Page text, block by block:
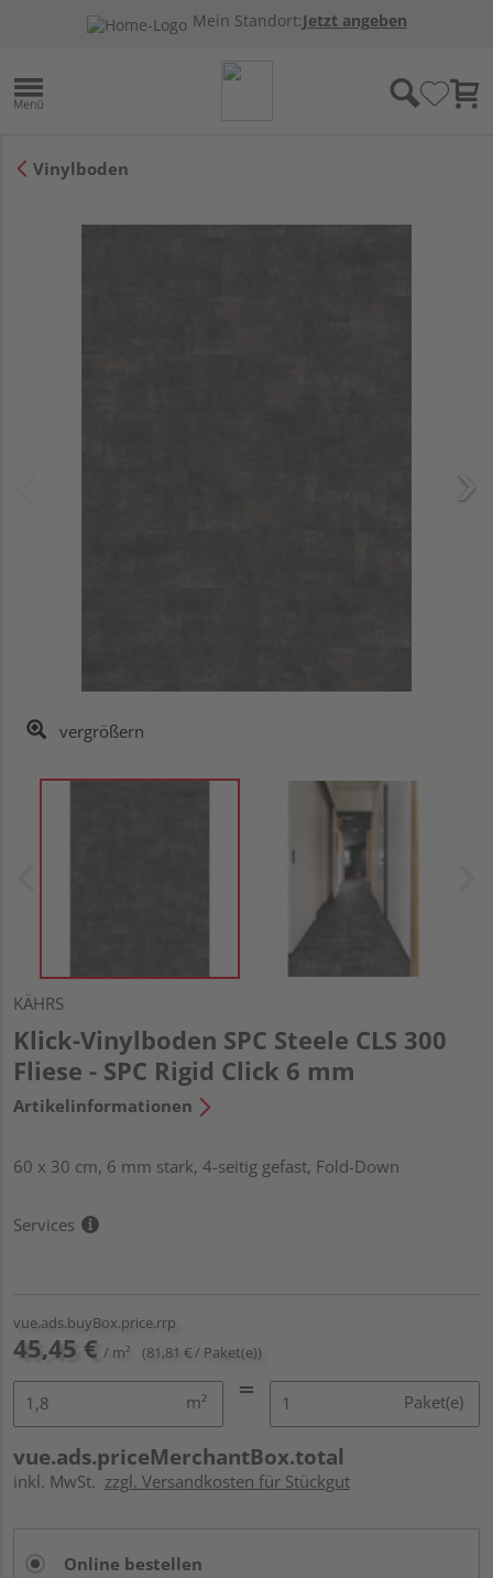
Mein Standort:Jetzt angeben
Vinylboden
vergrößern
KÄHRS
Klick-Vinylboden SPC Steele CLS 300
Fliese - SPC Rigid Click 6 mm
Artikelinformationen
60 x 30 cm, 6 mm stark, 4-seitig gefast, Fold-Down
Services
vue.ads.buyBox.price.rrp
45,45 € / m² (81,81 € / Paket(e))
m² Paket(e)
vue.ads.priceMerchantBox.total
inkl. MwSt. zzgl. Versandkosten für Stückgut
Online bestellen